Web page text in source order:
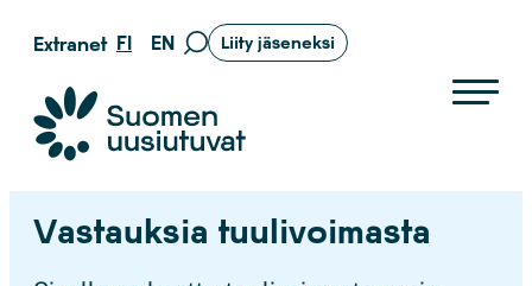
Siirry
sisältöön
Extranet FI EN
Siirry
Liity jäseneksi
Suomen uusiutuvat ry
Vastauksia tuulivoimasta